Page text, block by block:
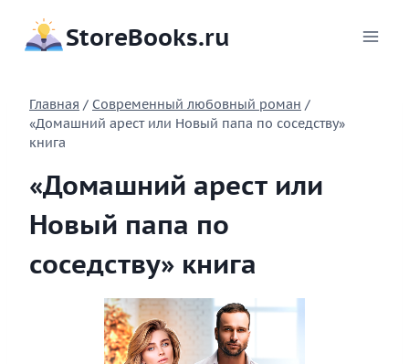
содержимому
StoreBooks.ru
Главная / Современный любовный роман /
«Домашний арест или Новый папа по соседству»
книга
«Домашний арест или
Новый папа по
соседству» книга